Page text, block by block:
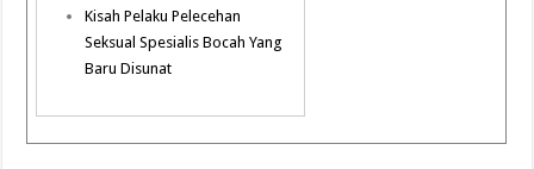
Kisah Pelaku Pelecehan
Seksual Spesialis Bocah Yang
Baru Disunat